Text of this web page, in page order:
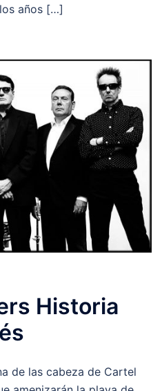
años […]
Historia
de las cabeza de Cartel